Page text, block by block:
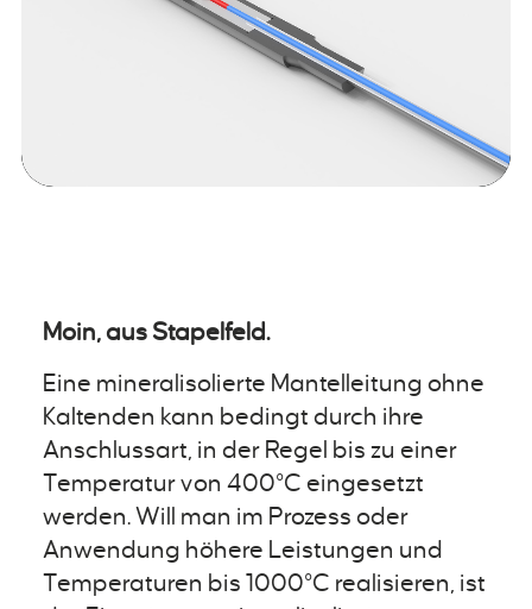
Moin, aus Stapelfeld.
Eine mineralisolierte Mantelleitung ohne
Kaltenden kann bedingt durch ihre
Anschlussart, in der Regel bis zu einer
Temperatur von 400°C eingesetzt
werden. Will man im Prozess oder
Anwendung höhere Leistungen und
Temperaturen bis 1000°C realisieren, ist